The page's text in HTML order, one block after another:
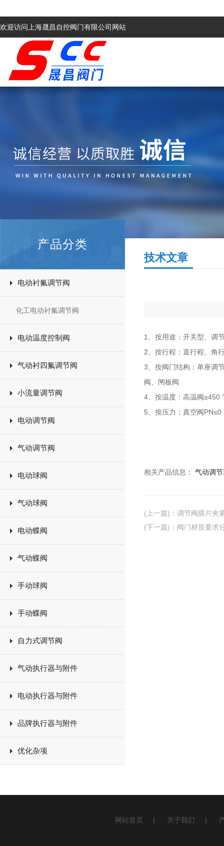
欢迎访问上海晟昌自控阀门有限公司网站
产品分类
电动衬氟调节阀
化工电动衬氟调节阀
电动温度控制阀
气动衬四氟调节阀
小流量调节阀
电动调节阀
气动调节阀
电动球阀
气动球阀
电动蝶阀
气动蝶阀
手动球阀
手动蝶阀
自力式调节阀
气动执行器与附件
电动执行器与附件
品牌执行器与附件
优化杂项
技术文章
1、按用途：开关型、调
2、按行程：直行程、角
3、按阀门结构：单座调
阀、闸板阀
4、按温度：高温阀
5、按压力：真空阀
相关产品信息： 气动调
(上一篇) ： 调节阀膜片夹
(下一篇) ： 阀门材质要求
网站首页 | 关于我们 |